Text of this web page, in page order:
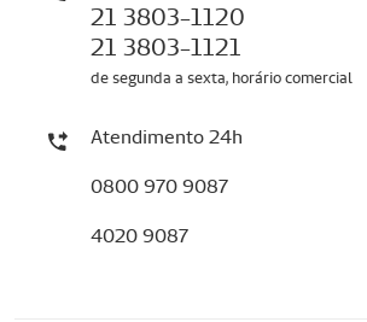
21 3803-1120
21 3803-1121
de segunda a sexta, horário comercial
Atendimento 24h
0800 970 9087
4020 9087